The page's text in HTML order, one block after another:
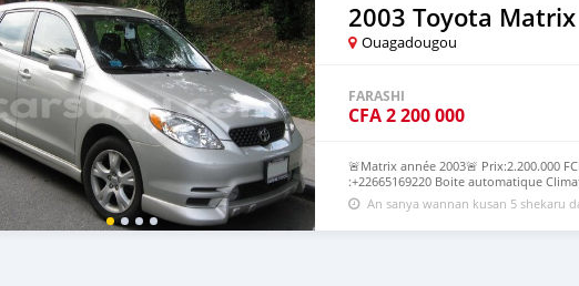
2003 Toyota Matrix
Ouagadougou
FARASHI
CFA2 200 000
🚨Matrix année 2003🚨 Prix:2.200.000
:+22665169220 Boite automatique
An sanya wannan kusan 5 shekaru